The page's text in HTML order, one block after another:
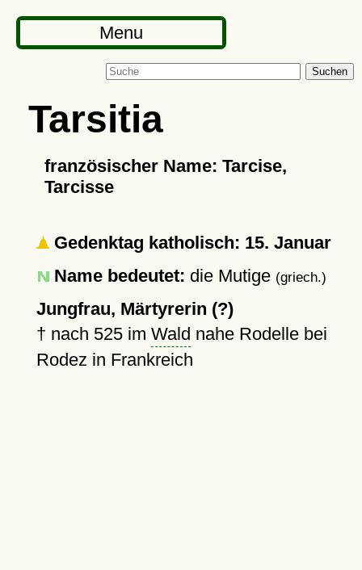
Menu
Suchen
Tarsitia
französischer Name: Tarcise,
Tarcisse
Gedenktag katholisch: 15. Januar
Name bedeutet: die Mutige (griech.)
Jungfrau, Märtyrerin (?)
† nach 525im Wald nahe Rodelle bei
Rodez in Frankreich